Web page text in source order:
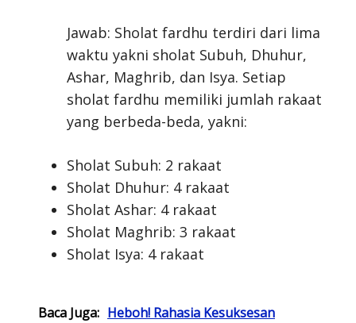
Jawab: Sholat fardhu terdiri dari lima
waktu yakni sholat Subuh, Dhuhur,
Ashar, Maghrib, dan Isya. Setiap
sholat fardhu memiliki jumlah rakaat
yang berbeda-beda, yakni:
Sholat Subuh: 2 rakaat
Sholat Dhuhur: 4 rakaat
Sholat Ashar: 4 rakaat
Sholat Maghrib: 3 rakaat
Sholat Isya: 4 rakaat
Baca Juga: Heboh! Rahasia Kesuksesan